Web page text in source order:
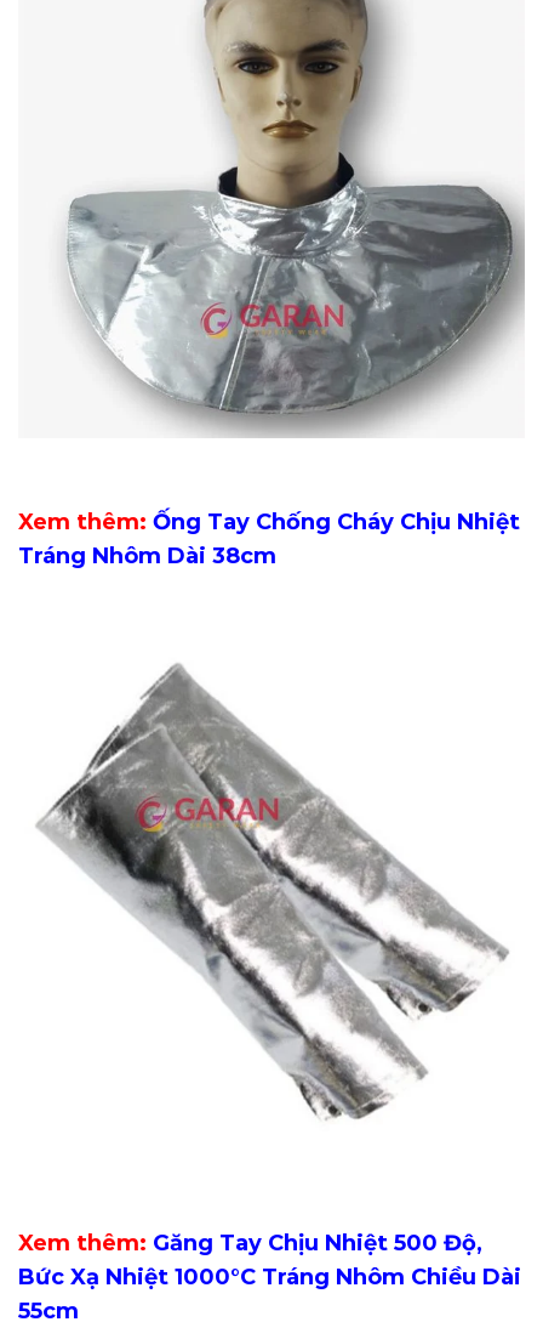
Xem thêm: Ống Tay Chống Cháy Chịu Nhiệt
Tráng Nhôm Dài 38cm
Xem thêm: Găng Tay Chịu Nhiệt 500 Độ,
Bức Xạ Nhiệt 1000°C Tráng Nhôm Chiều Dài
55cm